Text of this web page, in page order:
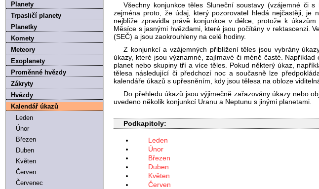
Planety
Trpasličí planety
Planetky
Komety
Meteory
Exoplanety
Proměnné hvězdy
Zákryty
Hvězdy
Kalendář úkazů
Leden
Únor
Březen
Duben
Květen
Červen
Červenec
Všechny konjunkce těles Sluneční soustavy (vzájemné či
zejména proto, že údaj, který pozorovatel hledá nejčastěji, je
nejblíže zpravidla právě konjunkce v délce, protože k
Měsíce s jasnými hvězdami, které jsou počítány v rektascenzi.
(SEČ) a jsou zaokrouhleny na celé hodiny.
Z konjunkcí a vzájemných přiblížení těles jsou vybrány
úkazy, které jsou významné, zajímavé či méně časté.
planet nebo skupiny tří a více těles. Pokud některý úkaz,
tělesa následující či předchozí noc a současně lze
kalendáře úkazů s upřesněním, kdy jsou tělesa na obloze
Do přehledu úkazů jsou výjimečně zařazovány úkazy nebo
uvedeno několik konjunkcí Uranu a Neptunu s jinými planetami.
Podkapitoly:
Leden
Únor
Březen
Duben
Květen
Červen